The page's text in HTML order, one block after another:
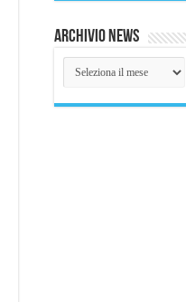
Archivio News
Archivio
News